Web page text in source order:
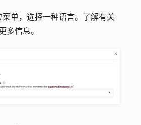
菜单，选择一种语言。了解有关
更多信息。